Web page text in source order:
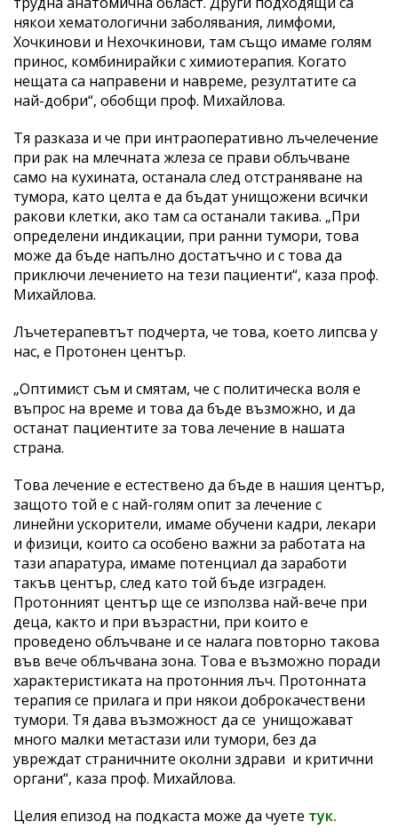
някои хематологични заболявания, лимфоми,
Хочкинови и Нехочкинови, там също имаме голям
принос, комбинирайки с химиотерапия. Когато
нещата са направени и навреме, резултатите са
най-добри“, обобщи проф. Михайлова.
Тя разказа и че при интраоперативно лъчелечение
при рак на млечната жлеза се прави облъчване
само на кухината, останала след отстраняване на
тумора, като целта е да бъдат унищожени всички
ракови клетки, ако там са останали такива. „При
определени индикации, при ранни тумори, това
може да бъде напълно достатъчно и с това да
приключи лечението на тези пациенти“, каза проф.
Михайлова.
Лъчетерапевтът подчерта, че това, което липсва у
нас, е Протонен център.
„Оптимист съм и смятам, че с политическа воля е
въпрос на време и това да бъде възможно, и да
останат пациентите за това лечение в нашата
страна.
Това лечение е естествено да бъде в нашия център,
защото той е с най-голям опит за лечение с
линейни ускорители, имаме обучени кадри, лекари
и физици, които са особено важни за работата на
тази апаратура, имаме потенциал да заработи
такъв център, след като той бъде изграден.
Протонният център ще се използва най-вече при
деца, както и при възрастни, при които е
проведено облъчване и се налага повторно такова
във вече облъчвана зона. Това е възможно поради
характеристиката на протонния лъч. Протонната
терапия се прилага и при някои доброкачествени
тумори. Тя дава възможност да се унищожават
много малки метастази или тумори, без да
увреждат страничните околни здрави и критични
органи“, каза проф. Михайлова.
Целия епизод на подкаста може да чуете тук.